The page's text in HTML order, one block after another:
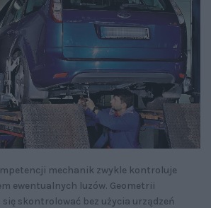
mechanik zwykle kontroluje
ewentualnych luzów. Geometrii
się skontrolować bez użycia urządzeń